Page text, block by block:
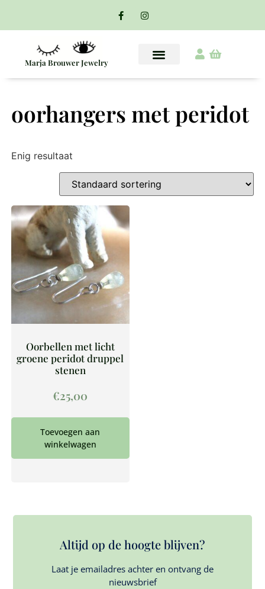
Marja Brouwer Jewelry
oorhangers met peridot
Enig resultaat
Oorbellen met licht
groene peridot druppel
stenen
€25,00
Toevoegen aan
winkelwagen
Altijd op de hoogte blijven?
Laat je emailadres achter en ontvang de
nieuwsbrief